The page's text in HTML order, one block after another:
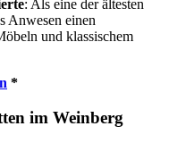
: Als eine der ältesten
Anwesen einen
und klassischem
*
im Weinberg